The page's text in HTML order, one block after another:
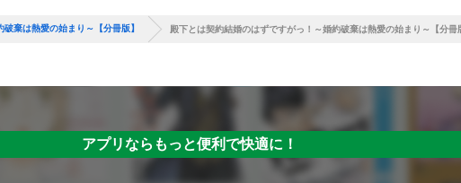
棄は熱愛の始まり～【分冊版】 殿下とは契約結婚のはずですがっ！～婚約破棄は熱愛の始まり～【分冊
アプリならもっと便利で快適に！